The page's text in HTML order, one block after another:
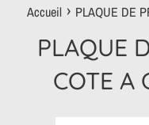
Accueil › PLAQUE DE
PLAQUE
COTE A